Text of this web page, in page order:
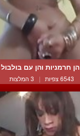
הן חרמניות והן עם בולבול
6543 צפיות | 3 המלצות